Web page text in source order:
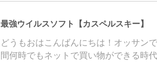
最強ウイルスソフト【カスペルスキー】
どうもおはこんばんにちは！オッサン
間何時でもネットで買い物ができる時